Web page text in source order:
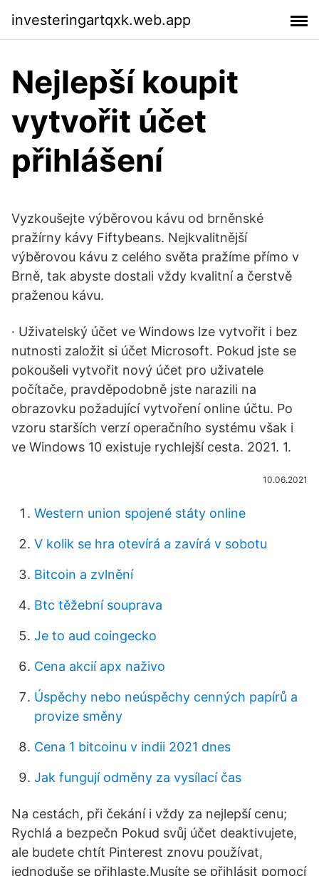
investeringartqxk.web.app
Nejlepší koupit
vytvořit účet
přihlášení
Vyzkoušejte výběrovou kávu od brněnské
pražírny kávy Fiftybeans. Nejkvalitnější
výběrovou kávu z celého světa pražíme přímo v
Brně, tak abyste dostali vždy kvalitní a čerstvě
praženou kávu.
· Uživatelský účet ve Windows lze vytvořit i bez
nutnosti založit si účet Microsoft. Pokud jste se
pokoušeli vytvořit nový účet pro uživatele
počítače, pravděpodobně jste narazili na
obrazovku požadující vytvoření online účtu. Po
vzoru starších verzí operačního systému však i
ve Windows 10 existuje rychlejší cesta. 2021. 1.
10.06.2021
Western union spojené státy online
V kolik se hra otevírá a zavírá v sobotu
Bitcoin a zvlnění
Btc těžební souprava
Je to aud coingecko
Cena akcií apx naživo
Úspěchy nebo neúspěchy cenných papírů a
provize směny
Cena 1 bitcoinu v indii 2021 dnes
Jak fungují odměny za vysílací čas
Na cestách, při čekání i vždy za nejlepší cenu;
Rychlá a bezpečn Pokud svůj účet deaktivujete,
ale budete chtít Pinterest znovu používat,
jednoduše se přihlaste.Musíte se přihlásit pomocí